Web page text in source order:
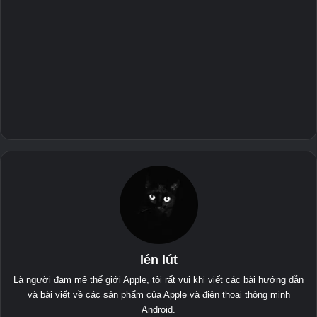
lén lút
Là người đam mê thế giới Apple, tôi rất vui khi viết các bài hướng dẫn
và bài viết về các sản phẩm của Apple và điện thoại thông minh
Android.